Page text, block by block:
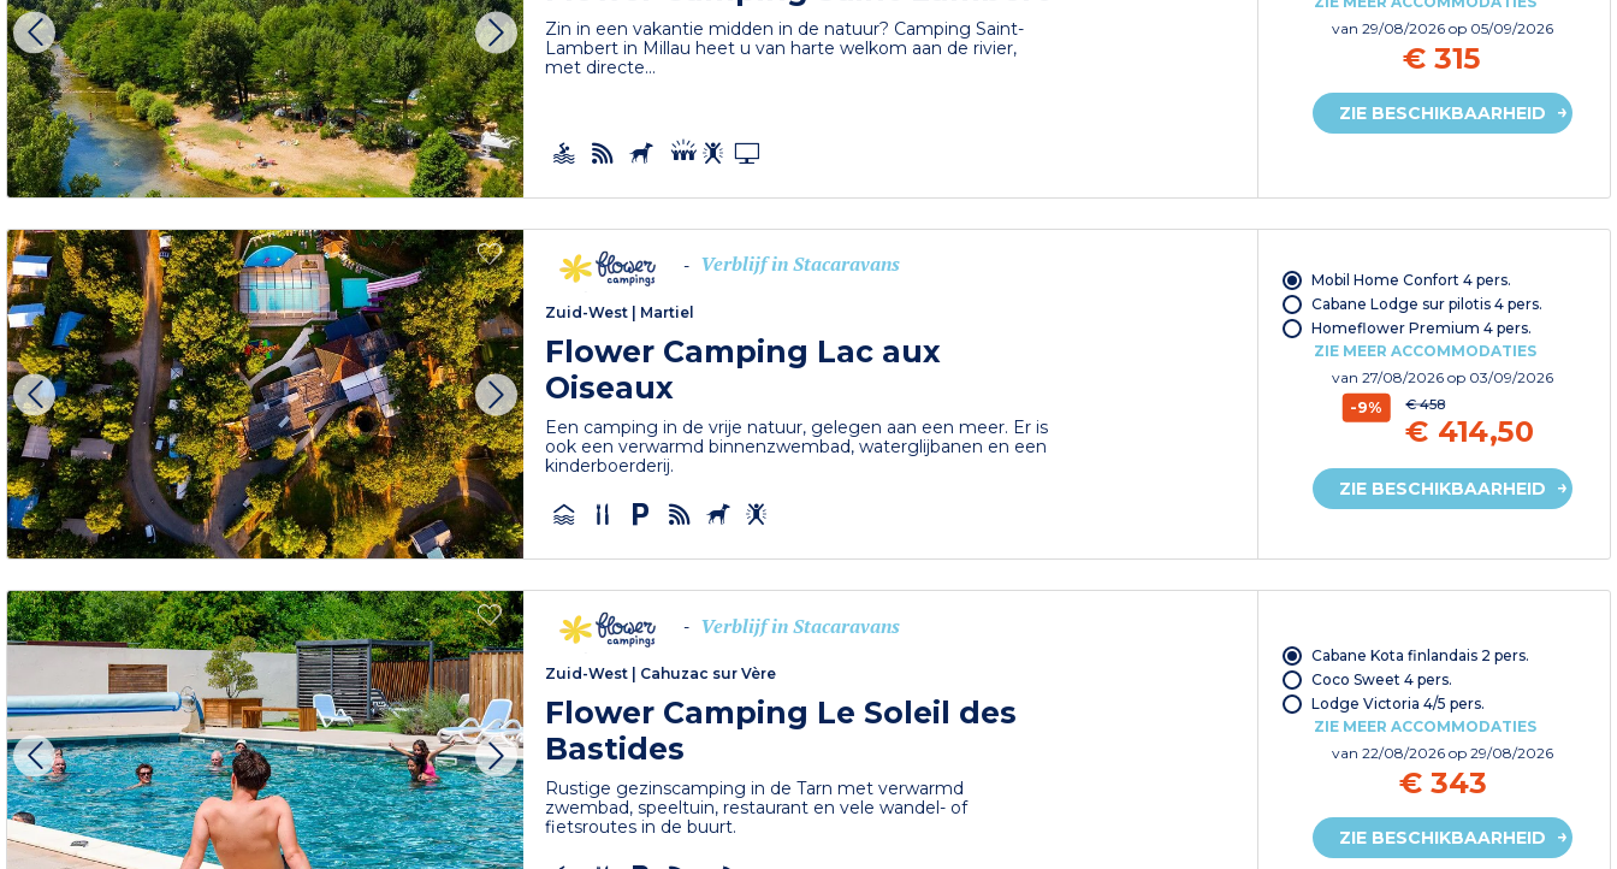
Zin in een vakantie midden in de natuur? Camping Saint-
Lambert in Millau heet u van harte welkom aan de rivier,
met directe...
van 29/08/2026 op 05/09/2026
€ 315
ZIE BESCHIKBAARHEID
- Verblijf in Stacaravans
Zuid-West Martiel
Flower Camping Lac aux
Oiseaux
Een camping in de vrije natuur, gelegen aan een meer. Er is
ook een verwarmd binnenzwembad, waterglijbanen en een
kinderboerderij.
Mobil Home Confort 4 pers.
Cabane Lodge sur pilotis 4 pers.
Homeflower Premium 4 pers.
ZIE MEER ACCOMMODATIES
van 27/08/2026 op 03/09/2026
-9% € 458
€ 414,50
ZIE BESCHIKBAARHEID
- Verblijf in Stacaravans
Zuid-West Cahuzac sur Vère
Flower Camping Le Soleil des
Bastides
Rustige gezinscamping in de Tarn met verwarmd
zwembad, speeltuin, restaurant en vele wandel- of
fietsroutes in de buurt.
Cabane Kota finlandais 2 pers.
Coco Sweet 4 pers.
Lodge Victoria 4/5 pers.
ZIE MEER ACCOMMODATIES
van 22/08/2026 op 29/08/2026
€ 343
ZIE BESCHIKBAARHEID